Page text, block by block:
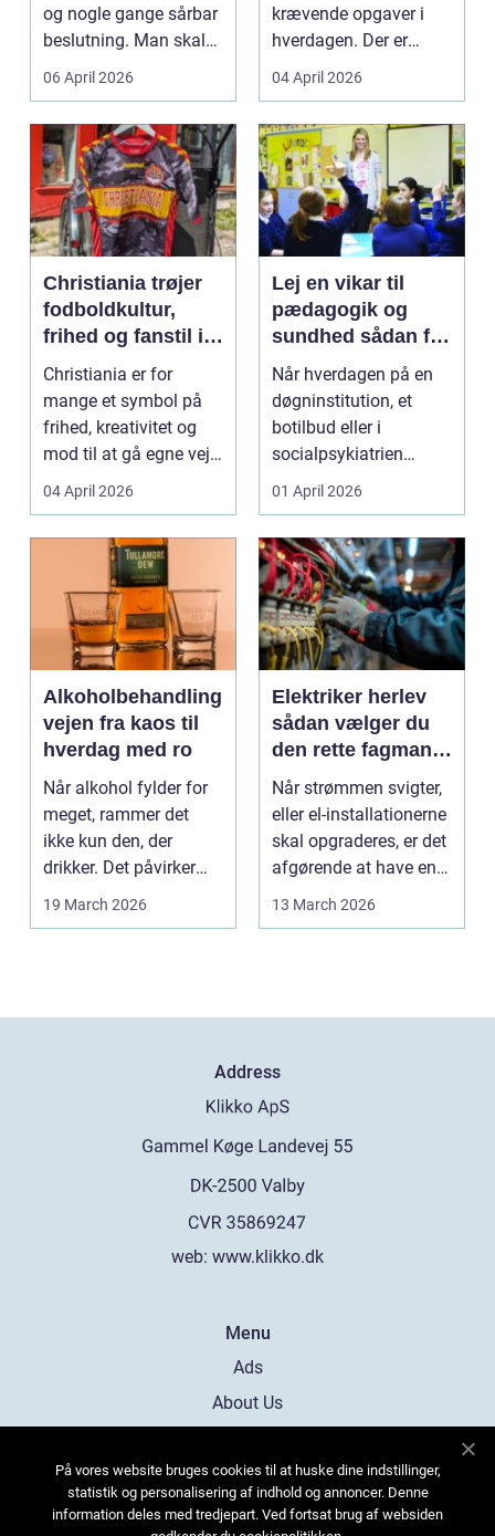
og nogle gange sårbar
beslutning. Man skal
både føle si...
06 April 2026
krævende opgaver i
hverdagen. Der er
meget at holde styr på,
04 April 2026
Christiania trøjer
fodboldkultur,
frihed og fanstil i
ét
Christiania er for
mange et symbol på
frihed, kreativitet og
mod til at gå egne veje.
Den samme ånd ...
04 April 2026
Lej en vikar til
pædagogik og
sundhed sådan får
du den rette hjælp
Når hverdagen på en
døgninstitution, et
botilbud eller i
socialpsykiatrien
pludselig ændrer sig,
kan...
01 April 2026
Alkoholbehandling
vejen fra kaos til
hverdag med ro
Når alkohol fylder for
meget, rammer det
ikke kun den, der
drikker. Det påvirker
også familie, arbej...
19 March 2026
Elektriker herlev
sådan vælger du
den rette fagmand
til dine el-opgaver
Når strømmen svigter,
eller el-installationerne
skal opgraderes, er det
afgørende at have en
pålidel...
13 March 2026
Address
web: www.klikko.dk
Menu
Ads
About Us
Contact
Sitemap
På vores website bruges cookies til at huske dine indstillinger,
statistik og personalisering af indhold og annoncer. Denne
information deles med tredjepart. Ved fortsat brug af websiden